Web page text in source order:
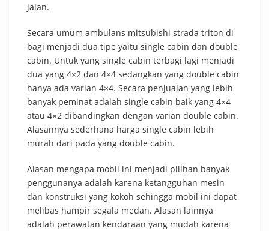
jalan.
Secara umum ambulans mitsubishi strada triton di
bagi menjadi dua tipe yaitu single cabin dan double
cabin. Untuk yang single cabin terbagi lagi menjadi
dua yang 4×2 dan 4×4 sedangkan yang double cabin
hanya ada varian 4×4. Secara penjualan yang lebih
banyak peminat adalah single cabin baik yang 4×4
atau 4×2 dibandingkan dengan varian double cabin.
Alasannya sederhana harga single cabin lebih
murah dari pada yang double cabin.
Alasan mengapa mobil ini menjadi pilihan banyak
penggunanya adalah karena ketangguhan mesin
dan konstruksi yang kokoh sehingga mobil ini dapat
melibas hampir segala medan. Alasan lainnya
adalah perawatan kendaraan yang mudah karena